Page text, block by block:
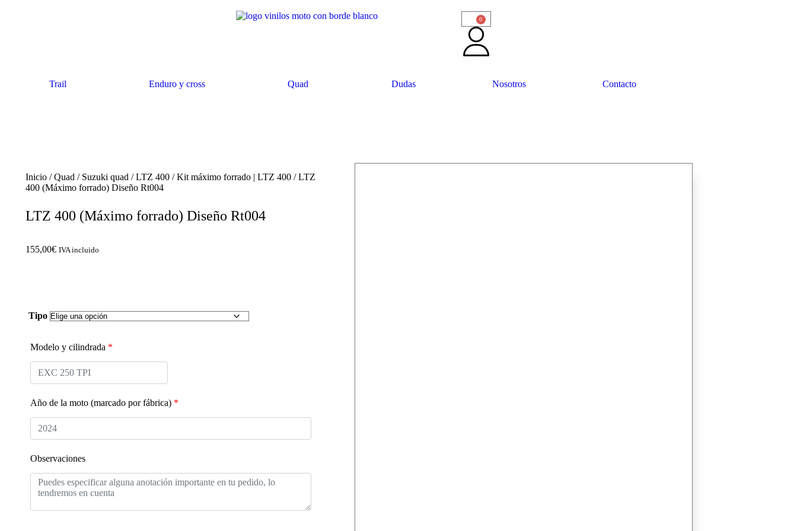
0
Trail Enduro y cross Quad Dudas Nosotros Contacto
Inicio /Quad / Suzuki quad /LTZ 400 /Kit máximo forrado | LTZ 400 / LTZ
400 (Máximo forrado) Diseño Rt004
LTZ 400 (Máximo forrado) Diseño Rt004
155,00€ IVA incluido
Tipo
Modelo y cilindrada *
Año de la moto (marcado por fábrica) *
Observaciones